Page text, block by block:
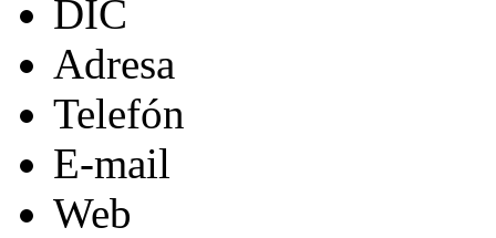
DIČ
Adresa
Telefón
E-mail
Web